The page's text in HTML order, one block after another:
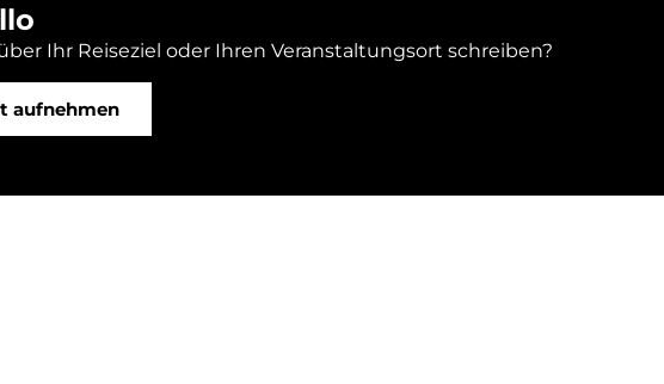
Ihr Reiseziel oder Ihren Veranstaltungsort schreiben?
aufnehmen